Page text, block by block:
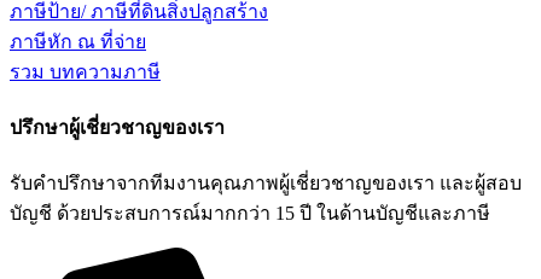
ภาษีป้าย/ ภาษีที่ดินสิ่งปลูกสร้าง
ภาษีหัก ณ ที่จ่าย
รวม บทความภาษี
ปรึกษาผู้เชี่ยวชาญของเรา
รับคำปรึกษาจากทีมงานคุณภาพผู้เชี่ยวชาญของเรา และผู้สอบ
บัญชี ด้วยประสบการณ์มากกว่า 15 ปี ในด้านบัญชีและภาษี